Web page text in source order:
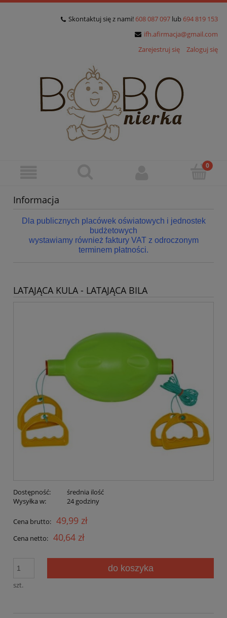
Skontaktuj się z nami! 608 087 097 lub 694 819 153
ifh.afirmacja@gmail.com
Zarejestruj się
Zaloguj się
Informacja
Dla publicznych placówek oświatowych i jednostek
budżetowych
wystawiamy również faktury VAT z odroczonym
terminem płatności.
LATAJĄCA KULA - LATAJĄCA BILA
Dostępność:
średnia ilość
Wysyłka w:
24 godziny
Cena brutto: 49,99 zł
Cena netto: 40,64 zł
szt.
do koszyka